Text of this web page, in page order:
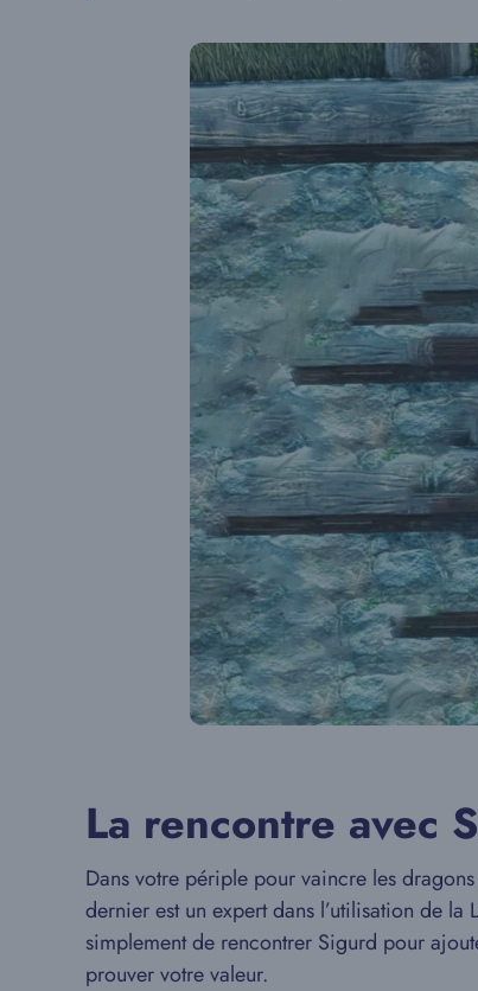
La rencontre avec
Dans votre périple pour vaincre les
dernier est un expert dans l’utilisation de
simplement de rencontrer Sigurd pour
prouver votre valeur.